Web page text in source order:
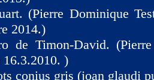
(Pierre Dominique
2014.)
de Timon-David.
16.3.2010. )
conius gris (joan glaudi